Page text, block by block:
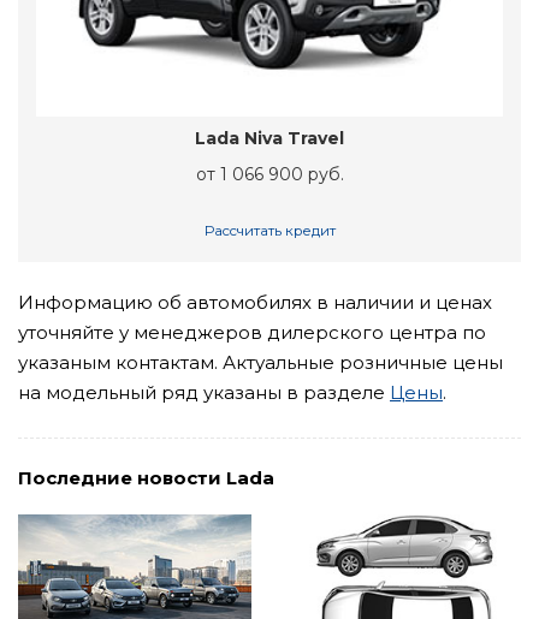
Lada Niva Travel
от 1 066 900 руб.
Рассчитать кредит
Информацию об автомобилях в наличии и ценах
уточняйте у менеджеров дилерского центра по
указаным контактам. Актуальные розничные цены
на модельный ряд указаны в разделе Цены.
Последние новости Lada